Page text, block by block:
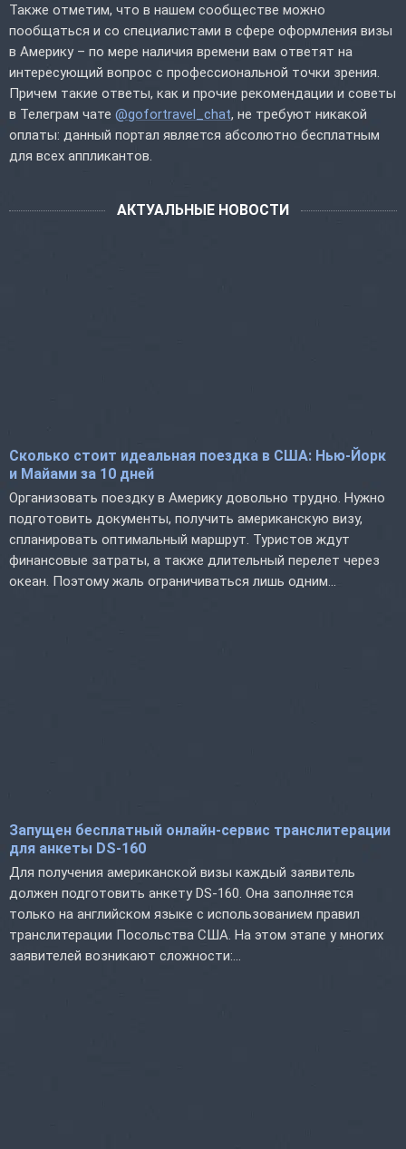
Также отметим, что в нашем сообществе можно
пообщаться и со специалистами в сфере оформления визы
в Америку – по мере наличия времени вам ответят на
интересующий вопрос с профессиональной точки зрения.
Причем такие ответы, как и прочие рекомендации и советы
в Телеграм чате @gofortravel_chat, не требуют никакой
оплаты: данный портал является абсолютно бесплатным
для всех аппликантов.
АКТУАЛЬНЫЕ НОВОСТИ
Сколько стоит идеальная поездка в США: Нью-Йорк
и Майами за 10 дней
Организовать поездку в Америку довольно трудно. Нужно
подготовить документы, получить американскую визу,
спланировать оптимальный маршрут. Туристов ждут
финансовые затраты, а также длительный перелет через
океан. Поэтому жаль ограничиваться лишь одним...
Запущен бесплатный онлайн-сервис транслитерации
для анкеты DS-160
Для получения американской визы каждый заявитель
должен подготовить анкету DS-160. Она заполняется
только на английском языке с использованием правил
транслитерации Посольства США. На этом этапе у многих
заявителей возникают сложности:...